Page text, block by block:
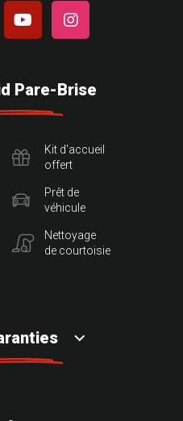
Pare-Brise
Kit d'accueil
offert
Prêt de
véhicule
Nettoyage
de courtoisie